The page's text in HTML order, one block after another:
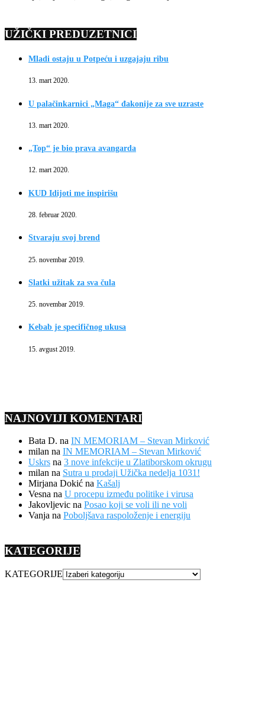
UŽIČKI PREDUZETNICI
Mladi ostaju u Potpeću i uzgajaju ribu
13. mart 2020.
U palačinkarnici „Maga“ đakonije za sve uzraste
13. mart 2020.
„Top“ je bio prava avangarda
12. mart 2020.
KUD Idijoti me inspirišu
28. februar 2020.
Stvaraju svoj brend
25. novembar 2019.
Slatki užitak za sva čula
25. novembar 2019.
Kebab je specifičnog ukusa
15. avgust 2019.
NAJNOVIJI KOMENTARI
Bata D. na IN MEMORIAM – Stevan Mirković
milan na IN MEMORIAM – Stevan Mirković
Uskrs na 3 nove infekcije u Zlatiborskom okrugu
milan na Sutra u prodaji Užička nedelja 1031!
Mirjana Dokić na Kašalj
Vesna na U procepu između politike i virusa
Jakovljevic na Posao koji se voli ili ne voli
Vanja na Poboljšava raspoloženje i energiju
KATEGORIJE
KATEGORIJE